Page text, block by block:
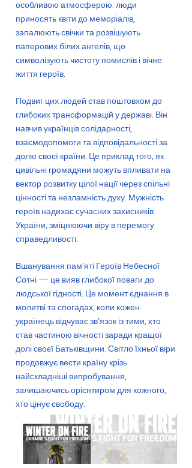
особливою атмосферою: люди
приносять квіти до меморіалів,
запалюють свічки та розвішують
паперових білих ангелів, що
символізують чистоту помислів і вічне
життя героїв.
Подвиг цих людей став поштовхом до
глибоких трансформацій у державі. Він
навчив українців солідарності,
взаємодопомоги та відповідальності за
долю своєї країни. Це приклад того, як
цивільні громадяни можуть впливати на
вектор розвитку цілої нації через спільні
цінності та незламність духу. Мужність
героїв надихає сучасних захисників
України, зміцнюючи віру в перемогу
справедливості.
Вшанування пам’яті Героїв Небесної
Сотні — це вияв глибокої поваги до
людської гідності. Це момент єднання в
молитві та спогадах, коли кожен
українець відчуває зв’язок із тими, хто
став частиною вічності заради кращої
долі своєї Батьківщини. Світло їхньої віри
продовжує вести країну крізь
найскладніші випробування,
залишаючись орієнтиром для кожного,
хто цінує свободу.